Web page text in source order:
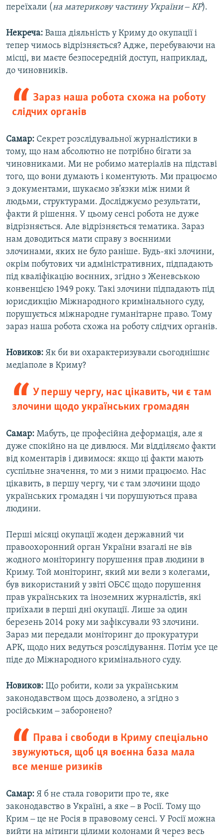
переїхали (на материкову частину України ‒ КР).
Некреча: Ваша діяльність у Криму до окупації і
тепер чимось відрізняється? Адже, перебуваючи на
місці, ви маєте безпосередній доступ, наприклад,
до чиновників.
Зараз наша робота схожа на роботу
слідчих органів
Самар: Секрет розслідувальної журналістики в
тому, що нам абсолютно не потрібно бігати за
чиновниками. Ми не робимо матеріалів на підставі
того, що вони думають і коментують. Ми працюємо
з документами, шукаємо зв’язки між ними й
людьми, структурами. Досліджуємо результати,
факти й рішення. У цьому сенсі робота не дуже
відрізняється. Але відрізняється тематика. Зараз
нам доводиться мати справу з воєнними
злочинами, яких не було раніше. Будь-які злочини,
окрім побутових чи адміністративних, підпадають
під кваліфікацію воєнних, згідно з Женевською
конвенцією 1949 року. Такі злочини підпадають під
юрисдикцію Міжнародного кримінального суду,
порушується міжнародне гуманітарне право. Тому
зараз наша робота схожа на роботу слідчих органів.
Новиков: Як би ви охарактеризували сьогоднішнє
медіаполе в Криму?
У першу чергу, нас цікавить, чи є там
злочини щодо українських громадян
Самар: Мабуть, це професійна деформація, але я
дуже спокійно на це дивлюся. Ми відділяємо факти
від коментарів і дивимося: якщо ці факти мають
суспільне значення, то ми з ними працюємо. Нас
цікавить, в першу чергу, чи є там злочини щодо
українських громадян і чи порушуються права
людини.
Перші місяці окупації жоден державний чи
правоохоронний орган України взагалі не вів
жодного моніторингу порушення прав людини в
Криму. Той моніторинг, який ми вели з колегами,
був використаний у звіті ОБСЄ щодо порушення
прав українських та іноземних журналістів, які
приїхали в перші дні окупації. Лише за один
березень 2014 року ми зафіксували 93 злочини.
Зараз ми передали моніторинг до прокуратури
АРК, щодо них ведуться розслідування. Потім усе це
піде до Міжнародного кримінального суду.
Новиков: Що робити, коли за українським
законодавством щось дозволено, а згідно з
російським ‒ заборонено?
Права і свободи в Криму спеціально
звужуються, щоб ця воєнна база мала
все менше ризиків
Самар: Я б не стала говорити про те, яке
законодавство в Україні, а яке ‒ в Росії. Тому що
Крим ‒ це не Росія в правовому сенсі. У Росії можна
вийти на мітинги цілими колонами й через весь